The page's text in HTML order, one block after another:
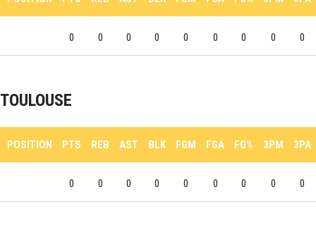
0 0 0 0 0 0 0 0 0
TOULOUSE
POSITION PTS REB AST BLK FGM FGA FG% 3PM 3PA
0 0 0 0 0 0 0 0 0